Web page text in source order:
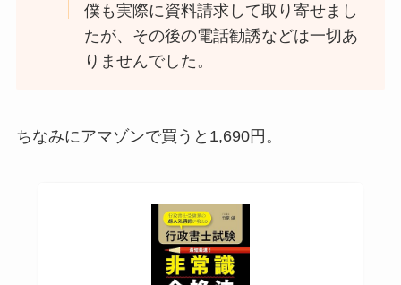
僕も実際に資料請求して取り寄せまし
たが、その後の電話勧誘などは一切あ
りませんでした。
ちなみにアマゾンで買うと1,690円。